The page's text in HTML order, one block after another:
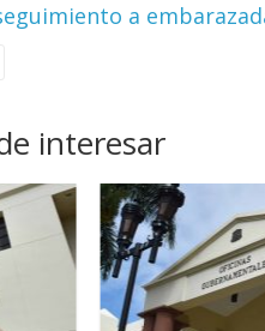
a
interesar